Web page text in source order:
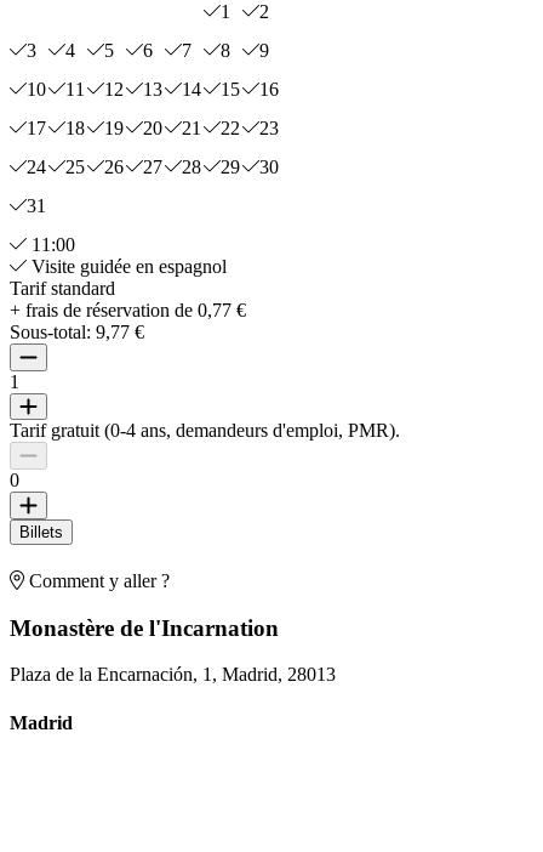
Comment y aller ?
Monastère de l'Incarnation
Plaza de la Encarnación, 1, Madrid, 28013
Madrid
1
2
3
4 5 6 7 8
9
10
11 12 13 14 15
16
17
18 19 20 21 22
23
24
25 26 27 28 29
30
31
11:00
Visite guidée en espagnol
Tarif standard
+ frais de réservation de 0,77 €
Sous-total: 9,77 €
1
Tarif gratuit (0-4 ans, demandeurs d'emploi, PMR).
0
Billets